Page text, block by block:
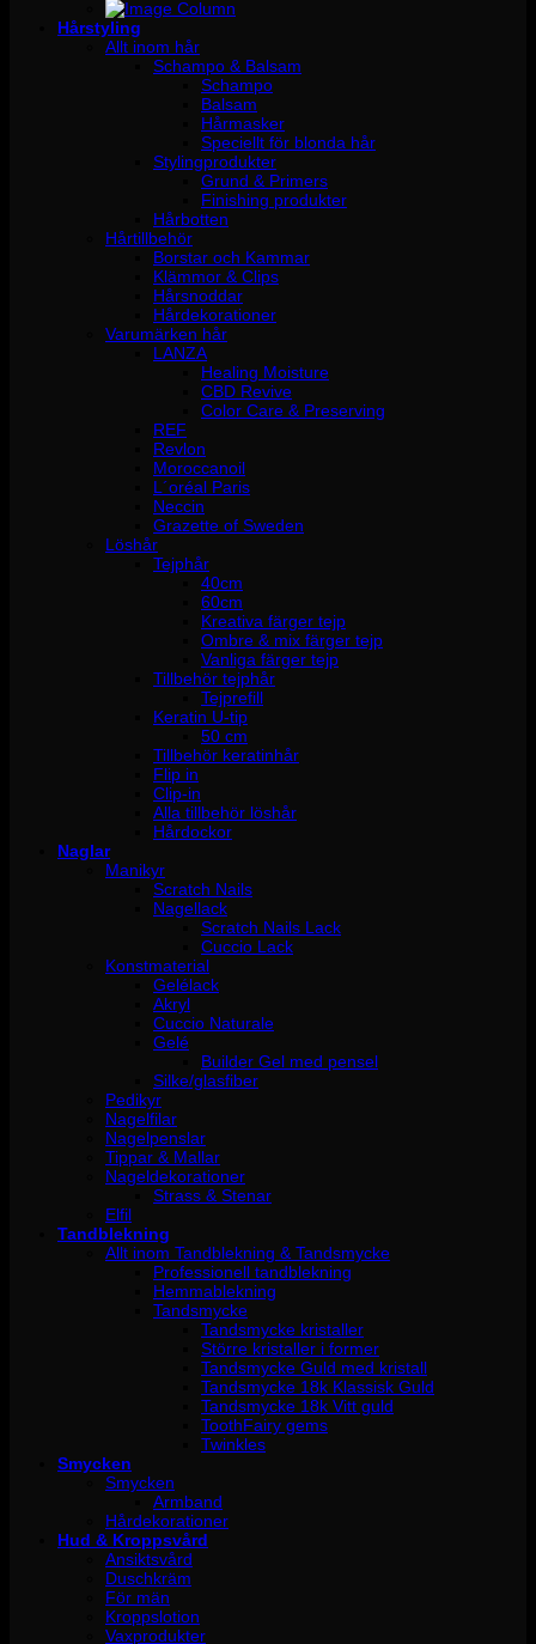
Hårstyling
Allt inom hår
Schampo & Balsam
Schampo
Balsam
Hårmasker
Speciellt för blonda hår
Stylingprodukter
Grund & Primers
Finishing produkter
Hårbotten
Hårtillbehör
Borstar och Kammar
Klämmor & Clips
Hårsnoddar
Hårdekorationer
Varumärken hår
LANZA
Healing Moisture
CBD Revive
Color Care & Preserving
REF
Revlon
Moroccanoil
L´oréal Paris
Neccin
Grazette of Sweden
Löshår
Tejphår
40cm
60cm
Kreativa färger tejp
Ombre & mix färger tejp
Vanliga färger tejp
Tillbehör tejphår
Tejprefill
Keratin U-tip
50 cm
Tillbehör keratinhår
Flip in
Clip-in
Alla tillbehör löshår
Hårdockor
Naglar
Manikyr
Scratch Nails
Nagellack
Scratch Nails Lack
Cuccio Lack
Konstmaterial
Gelélack
Akryl
Cuccio Naturale
Gelé
Builder Gel med pensel
Silke/glasfiber
Pedikyr
Nagelfilar
Nagelpenslar
Tippar & Mallar
Nageldekorationer
Strass & Stenar
Elfil
Tandblekning
Allt inom Tandblekning & Tandsmycke
Professionell tandblekning
Hemmablekning
Tandsmycke
Tandsmycke kristaller
Större kristaller i former
Tandsmycke Guld med kristall
Tandsmycke 18k Klassisk Guld
Tandsmycke 18k Vitt guld
ToothFairy gems
Twinkles
Smycken
Smycken
Armband
Hårdekorationer
Hud & Kroppsvård
Ansiktsvård
Duschkräm
För män
Kroppslotion
Vaxprodukter